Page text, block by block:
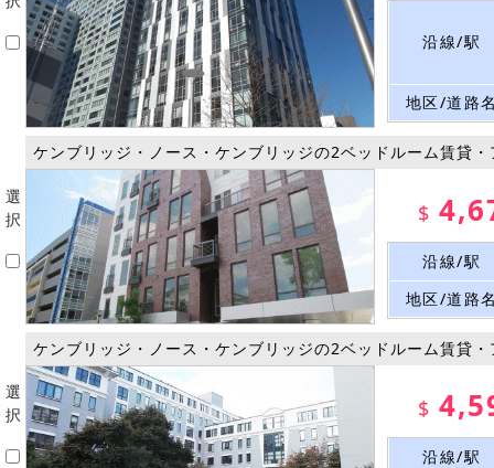
沿線/駅
地区/道路
選
択
ケンブリッジ・ノース・ケンブリッジの2ベッドルーム賃貸
$
沿線/駅
地区/道路
選
択
ケンブリッジ・ノース・ケンブリッジの2ベッドルーム賃貸
$
沿線/駅